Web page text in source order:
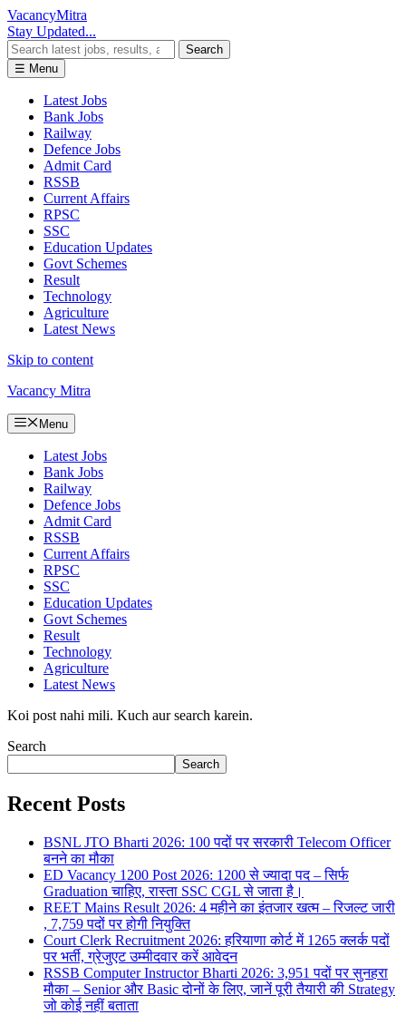
VacancyMitra
Stay Updated...
Search
☰ Menu
Latest Jobs
Bank Jobs
Railway
Defence Jobs
Admit Card
RSSB
Current Affairs
RPSC
SSC
Education Updates
Govt Schemes
Result
Technology
Agriculture
Latest News
Skip to content
Vacancy Mitra
Menu
Latest Jobs
Bank Jobs
Railway
Defence Jobs
Admit Card
RSSB
Current Affairs
RPSC
SSC
Education Updates
Govt Schemes
Result
Technology
Agriculture
Latest News
Koi post nahi mili. Kuch aur search karein.
Search
Search
Recent Posts
BSNL JTO Bharti 2026: 100 पदों पर सरकारी Telecom Officer
बनने का मौका
ED Vacancy 1200 Post 2026: 1200 से ज्यादा पद – सिर्फ
Graduation चाहिए, रास्ता SSC CGL से जाता है।
REET Mains Result 2026: 4 महीने का इंतजार खत्म – रिजल्ट जारी
, 7,759 पदों पर होगी नियुक्ति
Court Clerk Recruitment 2026: हरियाणा कोर्ट में 1265 क्लर्क पदों
पर भर्ती, ग्रेजुएट उम्मीदवार करें आवेदन
RSSB Computer Instructor Bharti 2026: 3,951 पदों पर सुनहरा
मौका – Senior और Basic दोनों के लिए, जानें पूरी तैयारी की Strategy
जो कोई नहीं बताता